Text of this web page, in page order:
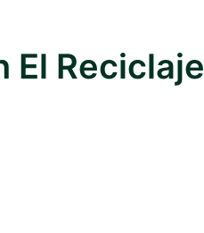
El Reciclaje